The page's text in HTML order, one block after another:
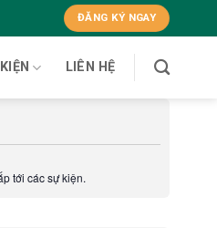
ĐĂNG KÝ NGAY
LIÊN HỆ
tới các sự kiện.